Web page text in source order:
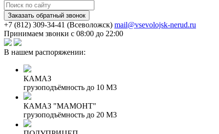
Заказать обратный звонок
(Всеволожск) mail@vsevolojsk-nerud.ru
Принимаем звонки с 08:00 до 22:00
В нашем распоряжении:
КАМАЗ
грузоподъёмность до 10 М3
КАМАЗ "МАМОНТ"
грузоподъёмность до 20 М3